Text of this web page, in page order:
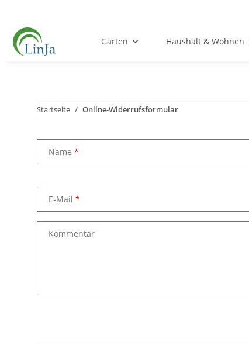
Garten Haushalt & Wohnen
Startseite Online-Widerrufsformular
Name
E-Mail
Kommentar